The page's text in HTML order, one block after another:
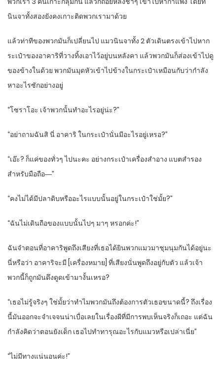
นินจาทั้งสองยังคงเกาะติดพวกเรามาด้วย
แล้วท่าทีของพวกมันก็เปลี่ยนไป แมวนินจาทั้ง 2 ตัวเดินตรงเข้าไปหาก
ระเป๋าของอาคาริที่วางทิ้งเอาไว้อยู่บนหลังคา แล้วพวกมันก็ส่องเข้าไปดู
ของข้างในด้วย พวกมันมุดหัวเข้าไปข้างในกระเป๋าเหมือนกับว่ากำลัง
หาอะไรซักอย่างอยู่
“โซราโอะ เจ้าพวกนั้นทำอะไรอยู่น่ะ?”
“อย่าถามฉันสิ นี่ อาคาริ ในกระเป๋านั่นมีอะไรอยู่เหรอ?”
“เอ๊ะ? ก็แค่ของทั่วๆ ไปนะคะ อย่างกระเป๋าเครื่องสำอาง แบตสำรอง
สำหรับมือถือ―”
“คงไม่ได้มีปลาดิบหรืออะไรแบบนั้นอยู่ในกระเป๋าใช่มั้ย?”
“ฉันไม่เดินถือของแบบนั้นไปๆ มาๆ หรอกค่ะ!”
ฉันจำตอนที่อาคาริพูดถึงเสียงที่เธอได้ยินพวกแมวมาชุมนุมกันได้อยู่นะ
นี่หรือว่า อาคาริจะมี [เครื่องหมาย] ที่เสียงนั่นพูดถึงอยู่กับตัว แล้วเจ้า
พวกนี้ก็ถูกมันดึงดูดเข้ามางั้นเหรอ?
“เธอไม่รู้จริงๆ ใช่มั้ยว่าทำไมพวกมันถึงต้องการตัวเธอขนาดนี้? ถึงเรื่อง
นี้มันออกจะจำเจจนน่าเบื่อเลยในเรื่องผีที่มีการพบเห็นจริงก็เถอะ แต่ฉัน
กำลังคิดว่าตอนยังเด็ก เธอไปทำทารุณอะไรกับแมวหรือเปล่าเนี่ย”
“ไม่มีทางแน่นอนค่ะ!”